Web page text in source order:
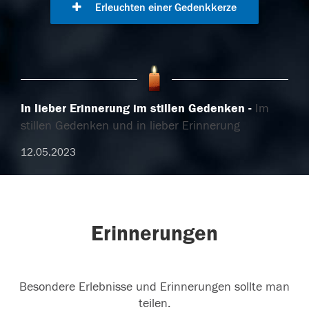
Erleuchten einer Gedenkkerze
In lieber Erinnerung im stillen Gedenken
Im
stillen Gedenken und in lieber Erinnerung
12.05.2023
Erinnerungen
Besondere Erlebnisse und Erinnerungen sollte man
teilen.